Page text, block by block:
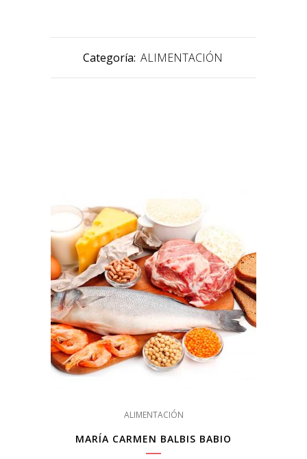
Categoría: ALIMENTACIÓN
ALIMENTACIÓN
MARÍA CARMEN BALBIS BABIO